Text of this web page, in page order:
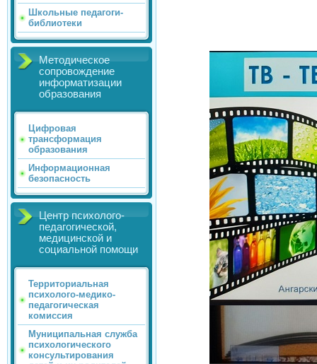
Школьные педагоги-
библиотеки
Методическое
сопровождение
информатизации
образования
Цифровая
трансформация
образования
Информационная
безопасность
Центр психолого-
педагогической,
медицинской и
социальной помощи
Территориальная
психолого-медико-
педагогическая
комиссия
Муниципальная служба
психологического
консультирования
.jpg" />